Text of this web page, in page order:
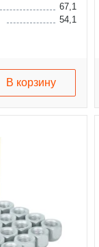
67,1
54,1
В корзину